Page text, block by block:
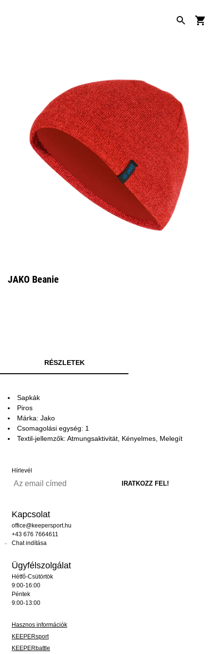
JAKO Beanie
RÉSZLETEK
Sapkák
Piros
Márka: Jako
Csomagolási egység: 1
Textil-jellemzők: Atmungsaktivität, Kényelmes, Melegít
Hírlevél
Kapcsolat
office@keepersport.hu
+43 676 7664611
Chat indítása
Ügyfélszolgálat
Hétfő-Csütörtök
9:00-16:00
Péntek
9:00-13:00
Hasznos információk
KEEPERsport
KEEPERbattle